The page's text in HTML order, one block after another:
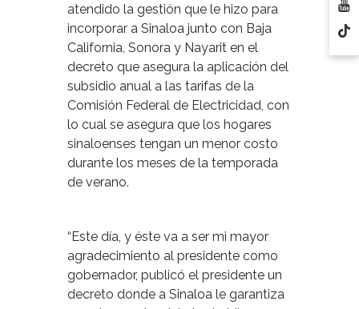
atendido la gestión que le hizo para
incorporar a Sinaloa junto con Baja
California, Sonora y Nayarit en el
decreto que asegura la aplicación del
subsidio anual a las tarifas de la
Comisión Federal de Electricidad, con
lo cual se asegura que los hogares
sinaloenses tengan un menor costo
durante los meses de la temporada
de verano.
“Este día, y éste va a ser mi mayor
agradecimiento al presidente como
gobernador, publicó el presidente un
decreto donde a Sinaloa le garantiza